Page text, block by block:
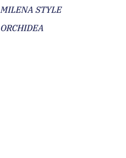
MILENA STYLE
ORCHIDEA